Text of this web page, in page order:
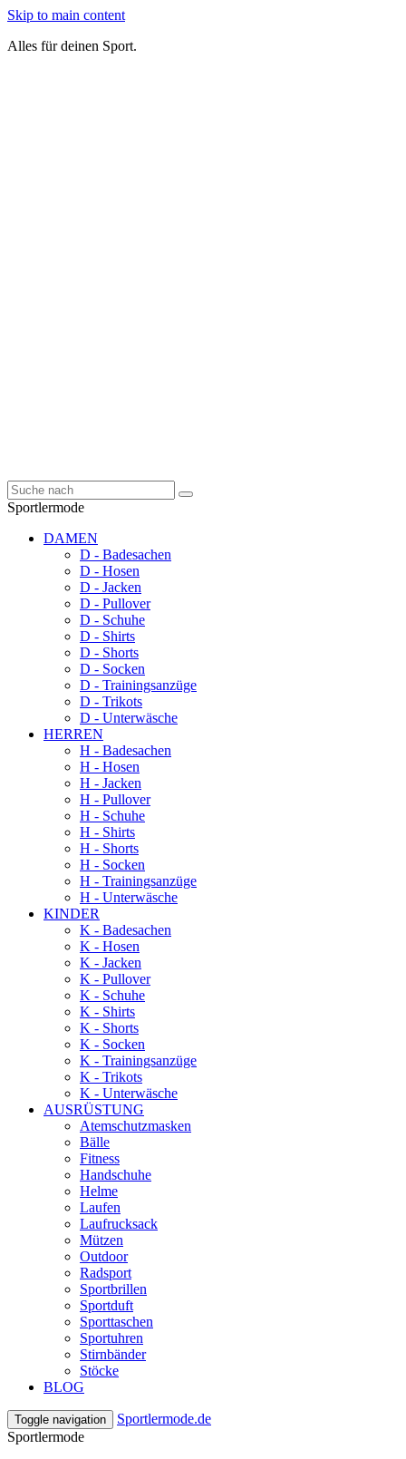
Skip to main content
Alles für deinen Sport.
Sportlermode
DAMEN
D - Badesachen
D - Hosen
D - Jacken
D - Pullover
D - Schuhe
D - Shirts
D - Shorts
D - Socken
D - Trainingsanzüge
D - Trikots
D - Unterwäsche
HERREN
H - Badesachen
H - Hosen
H - Jacken
H - Pullover
H - Schuhe
H - Shirts
H - Shorts
H - Socken
H - Trainingsanzüge
H - Unterwäsche
KINDER
K - Badesachen
K - Hosen
K - Jacken
K - Pullover
K - Schuhe
K - Shirts
K - Shorts
K - Socken
K - Trainingsanzüge
K - Trikots
K - Unterwäsche
AUSRÜSTUNG
Atemschutzmasken
Bälle
Fitness
Handschuhe
Helme
Laufen
Laufrucksack
Mützen
Outdoor
Radsport
Sportbrillen
Sportduft
Sporttaschen
Sportuhren
Stirnbänder
Stöcke
BLOG
Toggle navigation
Sportlermode.de
Sportlermode